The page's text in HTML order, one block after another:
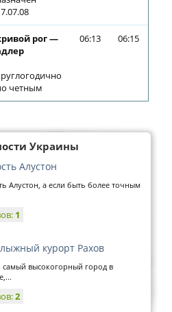
рог —
четным
06:13 06:15
Украины
Алустон
Алустон, а если быть более точным
1
курорт Рахов
самый высокогорный город в
2